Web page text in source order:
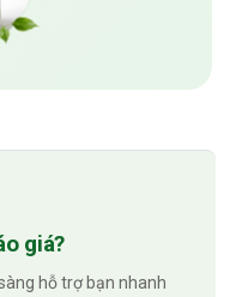
giá?
hỗ trợ bạn nhanh